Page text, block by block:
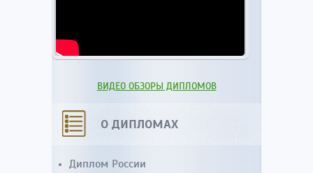
ВИДЕО ОБЗОРЫ ДИПЛОМОВ
О ДИПЛОМАХ
Диплом России